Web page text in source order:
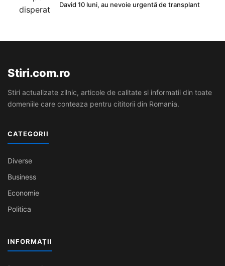
David 10 luni, au nevoie urgentă de transplant
Stiri.com.ro
Stiri actualizate zilnic, articole de calitate si informatii din toate
domeniile care conteaza pentru cititorii din Romania.
CATEGORII
Diverse
Business
Economie
Politica
INFORMAȚII